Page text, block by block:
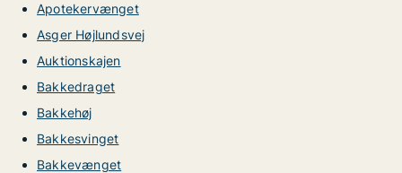
Apotekervænget
Asger Højlundsvej
Auktionskajen
Bakkedraget
Bakkehøj
Bakkesvinget
Bakkevænget